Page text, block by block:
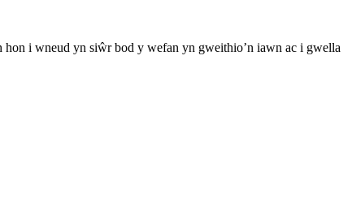
i wneud yn siŵr bod y wefan yn gweithio’n iawn ac i gwella